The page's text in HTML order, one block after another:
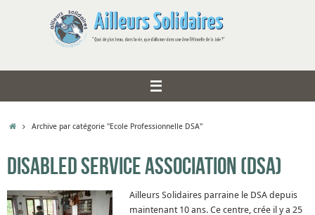
AccueilArchive par catégorie "Ecole Professionnelle DSA"
Disabled Service Association (DSA)
Ailleurs Solidaires parraine le DSA depuis
maintenant 10 ans. Ce centre, crée il y a 25